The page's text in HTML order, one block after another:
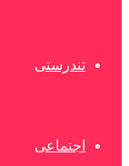
تندرستی
اجتماعی